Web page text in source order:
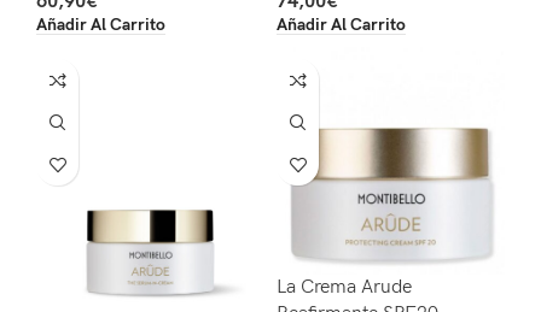
Añadir Al Carrito Añadir Al Carrito
La Crema Arude